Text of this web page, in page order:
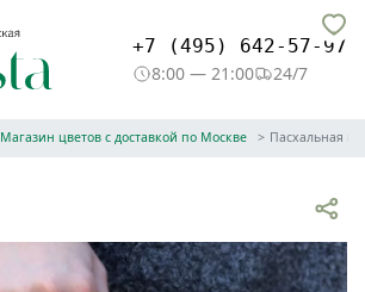
+7 (495) 642-57-97
8:00 — 21:00
24/7
Магазин цветов с доставкой по Москве Пасхальная